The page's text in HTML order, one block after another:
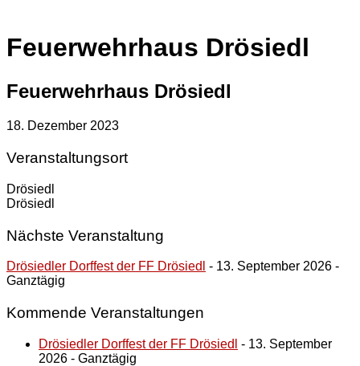
Feuerwehrhaus Drösiedl
Feuerwehrhaus Drösiedl
18. Dezember 2023
Veranstaltungsort
Drösiedl
Drösiedl
Nächste Veranstaltung
Drösiedler Dorffest der FF Drösiedl - 13. September 2026 -
Ganztägig
Kommende Veranstaltungen
Drösiedler Dorffest der FF Drösiedl - 13. September
2026 - Ganztägig